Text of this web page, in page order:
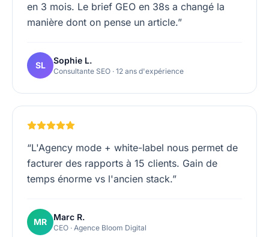
en 3 mois. Le brief GEO en 38s a changé la
manière dont on pense un article.”
SL Sophie L.
Consultante SEO · 12 ans d'expérience
“L'Agency mode + white-label nous permet de
facturer des rapports à 15 clients. Gain de
temps énorme vs l'ancien stack.”
MR Marc R.
CEO · Agence Bloom Digital